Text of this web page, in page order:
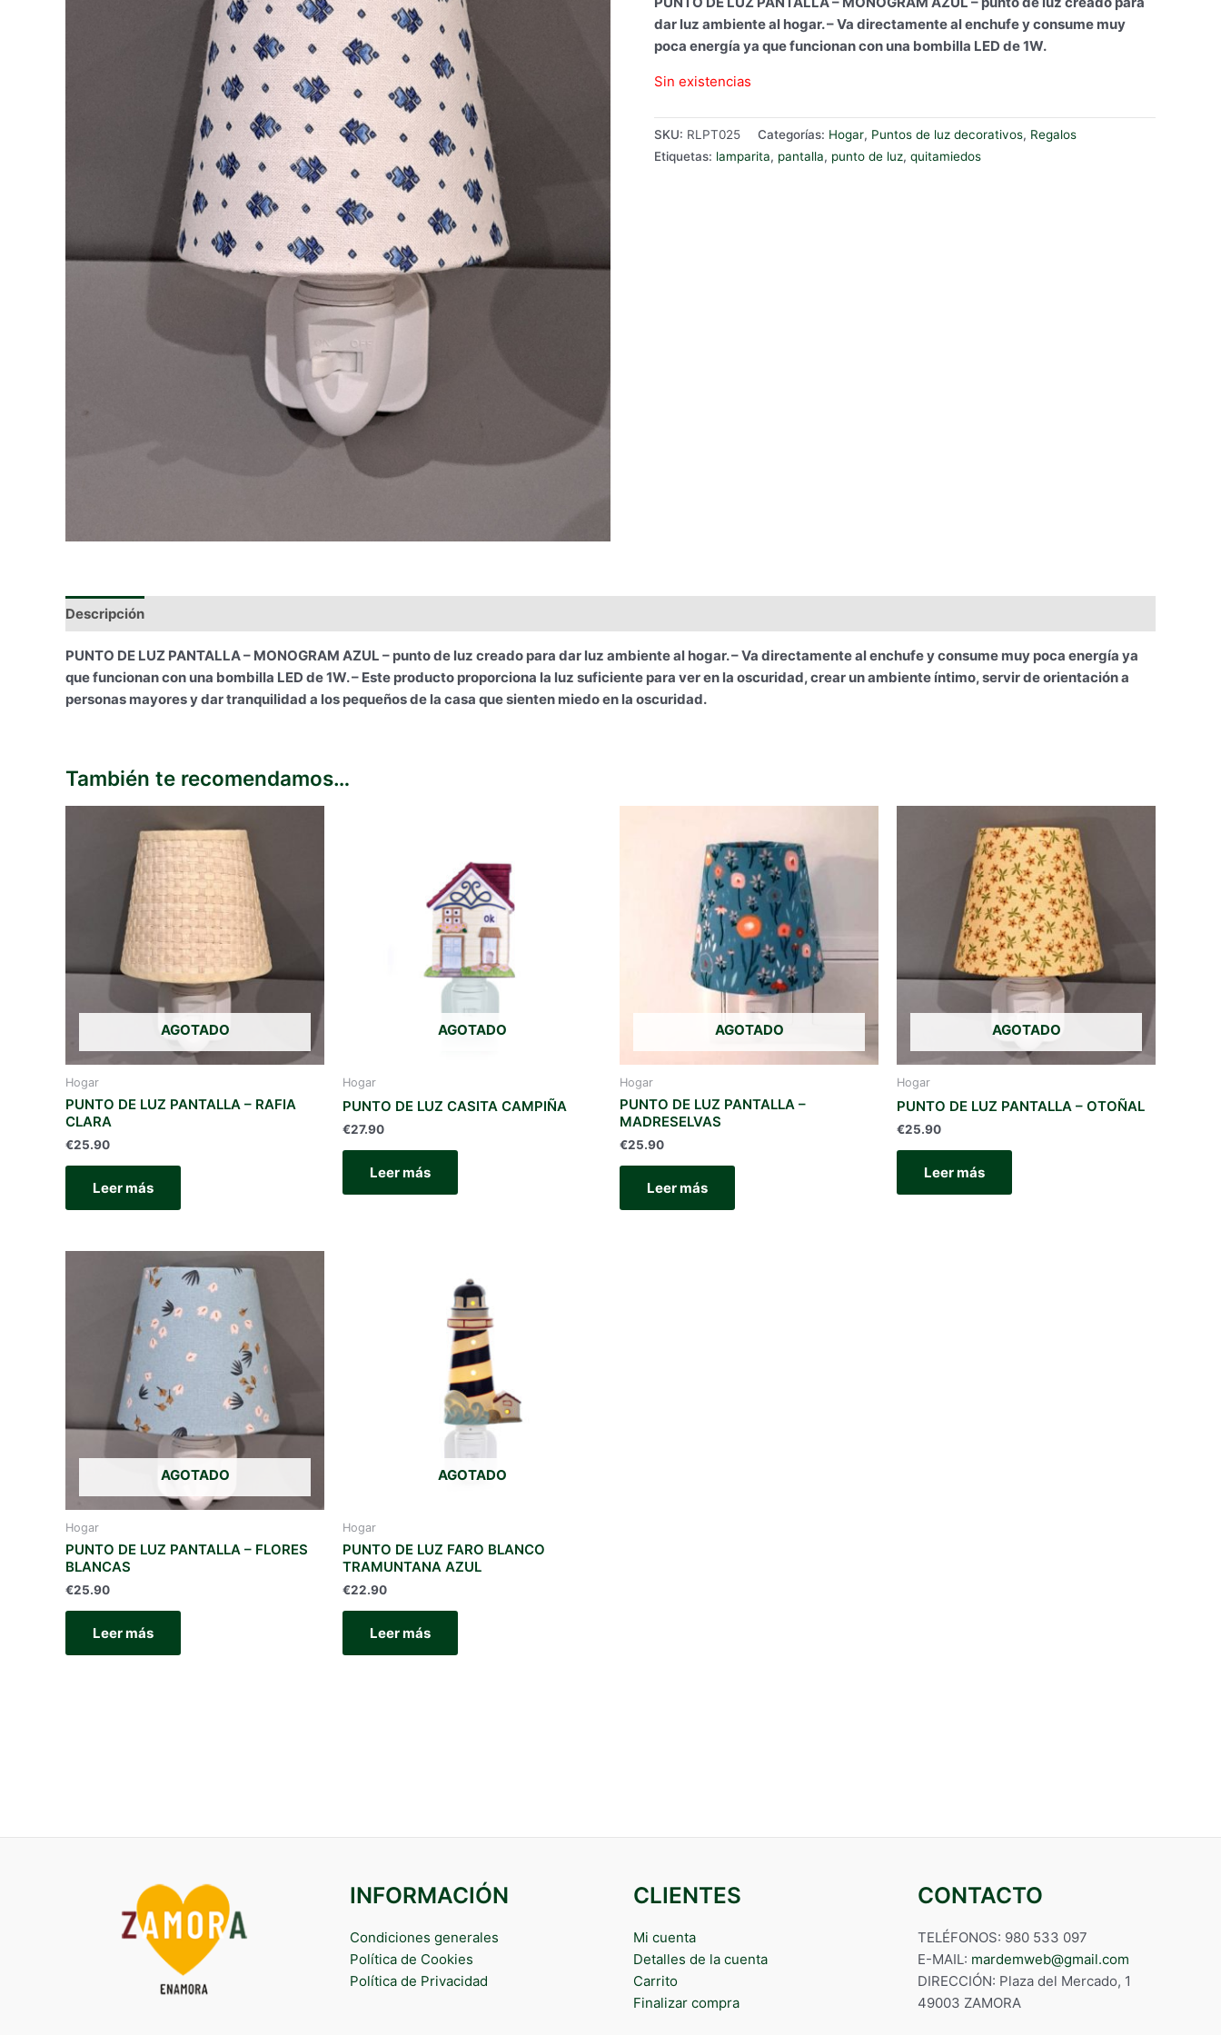
dar luz ambiente al hogar. – Va directamente al enchufe y consume muy
poca energía ya que funcionan con una bombilla LED de 1W.
Sin existencias
SKU: RLPT025 Categorías: Hogar, Puntos de luz decorativos, Regalos
Etiquetas: lamparita, pantalla, punto de luz, quitamiedos
Descripción
PUNTO DE LUZ PANTALLA – MONOGRAM AZUL – punto de luz creado para dar luz ambiente al hogar. – Va directamente al enchufe y consume muy poca energía ya
que funcionan con una bombilla LED de 1W. – Este producto proporciona la luz suficiente para ver en la oscuridad, crear un ambiente íntimo, servir de orientación a
personas mayores y dar tranquilidad a los pequeños de la casa que sienten miedo en la oscuridad.
También te recomendamos…
AGOTADO
Hogar
PUNTO DE LUZ PANTALLA – RAFIA
CLARA
€25.90
Leer más
AGOTADO
Hogar
PUNTO DE LUZ CASITA CAMPIÑA
€27.90
Leer más
AGOTADO
Hogar
PUNTO DE LUZ PANTALLA –
MADRESELVAS
€25.90
Leer más
AGOTADO
Hogar
PUNTO DE LUZ PANTALLA – OTOÑAL
€25.90
Leer más
AGOTADO
Hogar
PUNTO DE LUZ PANTALLA – FLORES
BLANCAS
€25.90
Leer más
AGOTADO
Hogar
PUNTO DE LUZ FARO BLANCO
TRAMUNTANA AZUL
€22.90
Leer más
INFORMACIÓN
Condiciones generales
Política de Cookies
Política de Privacidad
CLIENTES
Mi cuenta
Detalles de la cuenta
Carrito
Finalizar compra
CONTACTO
TELÉFONOS: 980 533 097
E-MAIL: mardemweb@gmail.com
DIRECCIÓN: Plaza del Mercado, 1
49003 ZAMORA